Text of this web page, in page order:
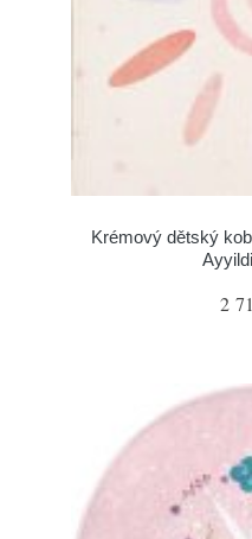
Krémový dětský
2